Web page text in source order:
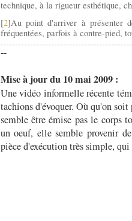
technique, à la rigueur esthétique,
[2]Au point d'arriver à présenter
fréquentées, parfois à contre-pied,
--
Mise à jour du 10 mai 2009 :
Une vidéo informelle récente
tachions d'évoquer. Où qu'on
semble être émise pas le corps
un oeuf, elle semble provenir
pièce d'exécution très simple,